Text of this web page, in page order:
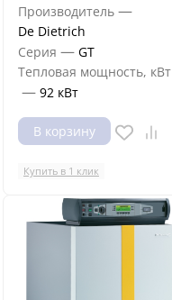
Производитель —
De Dietrich
Серия — GT
Тепловая мощность, кВт
— 92 кВт
В корзину
Купить в 1 клик